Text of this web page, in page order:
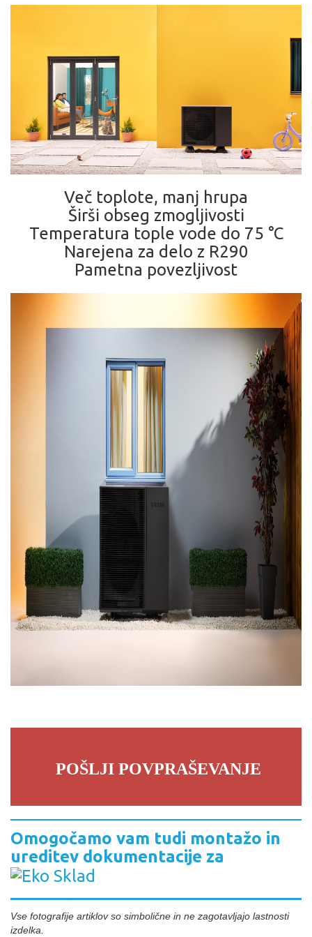
Več toplote, manj hrupa
Širši obseg zmogljivosti
Temperatura tople vode do 75 °C
Narejena za delo z R290
Pametna povezljivost
POŠLJI POVPRAŠEVANJE
Omogočamo vam tudi montažo in
ureditev dokumentacije za
Vse fotografije artiklov so simbolične in ne zagotavljajo lastnosti
izdelka.